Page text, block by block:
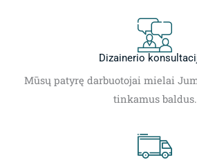
Dizainerio
Mūsų patyrę darbuotojai mielai
tinkamus baldus.